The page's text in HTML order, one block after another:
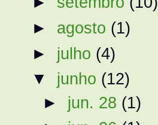
► agosto (1)
► julho (4)
▼ junho (12)
► jun. 28 (1)